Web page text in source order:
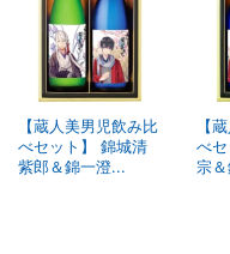
【蔵人美男児飲み比
べセット】 錦城清
紫郎＆錦一澄...
【
べ
宗